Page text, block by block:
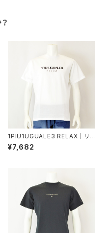
1PIU1UGUALE3 RELAX｜リバ
ースロゴ半袖Tシャツ｜ウノピゥ
ウノウグァーレトレ リラックス メ
¥7,682